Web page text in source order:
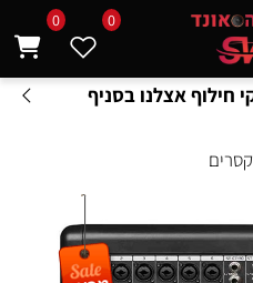
חילוף אצלנו בסניף
0 0